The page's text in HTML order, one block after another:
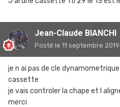
Jean-Claude BIANCHI
Posté le 11 septembre 2019
je n ai pas de cle
cassette
je vais controler la chape et l
merci